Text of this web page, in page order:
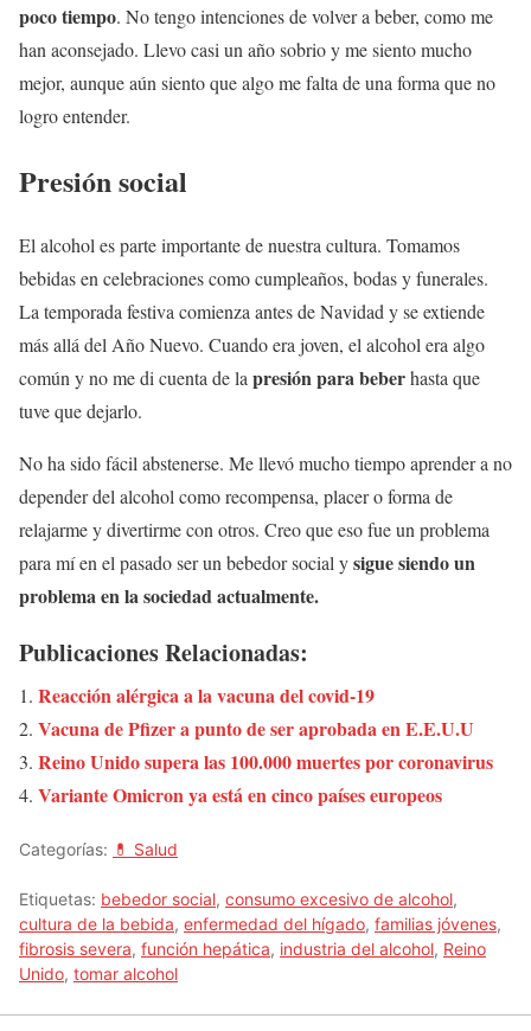
poco tiempo. No tengo intenciones de volver a beber, como me
han aconsejado. Llevo casi un año sobrio y me siento mucho
mejor, aunque aún siento que algo me falta de una forma que no
logro entender.
Presión social
El alcohol es parte importante de nuestra cultura. Tomamos
bebidas en celebraciones como cumpleaños, bodas y funerales.
La temporada festiva comienza antes de Navidad y se extiende
más allá del Año Nuevo. Cuando era joven, el alcohol era algo
común y no me di cuenta de lapresión para beberhasta que
tuve que dejarlo.
No ha sido fácil abstenerse. Me llevó mucho tiempo aprender a no
depender del alcohol como recompensa, placer o forma de
relajarme y divertirme con otros. Creo que eso fue un problema
para mí en el pasado ser un bebedor social ysigue siendo un
problema en la sociedad actualmente.
Publicaciones Relacionadas:
Reacción alérgica a la vacuna del covid-19
Vacuna de Pfizer a punto de ser aprobada en E.E.U.U
Reino Unido supera las 100.000 muertes por coronavirus
Variante Omicron ya está en cinco países europeos
Categorías: 💊 Salud
Etiquetas: bebedor social, consumo excesivo de alcohol,
cultura de la bebida, enfermedad del hígado, familias jóvenes,
fibrosis severa, función hepática, industria del alcohol, Reino
Unido, tomar alcohol